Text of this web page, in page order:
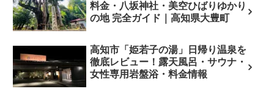
料金・八坂神社・美空ひばりゆかり
の地 完全ガイド｜高知県大豊町
高知市「姫若子の湯」日帰り温泉を
徹底レビュー！露天風呂・サウナ・
女性専用岩盤浴・料金情報